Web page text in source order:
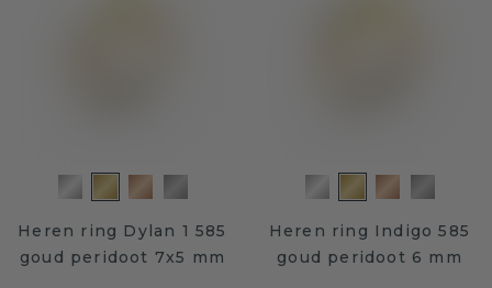
Heren ring Dylan 1 585
goud peridoot 7x5 mm
Heren ring Indigo 585
goud peridoot 6 mm